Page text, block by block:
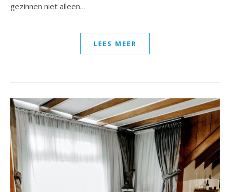
gezinnen niet alleen…
LEES MEER